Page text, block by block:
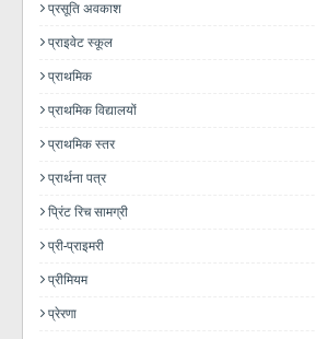
प्रसूति अवकाश
प्राइवेट स्कूल
प्राथमिक
प्राथमिक विद्यालयों
प्राथमिक स्तर
प्रार्थना पत्र
प्रिंट रिच सामग्री
प्री-प्राइमरी
प्रीमियम
प्रेरणा